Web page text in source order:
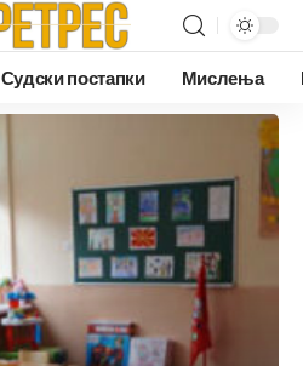
Судски постапки Мислења